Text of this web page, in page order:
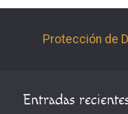
Protección de
Entradas